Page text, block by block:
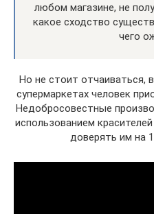
любом магазине, не
какое сходство
чего
Но не стоит отчаиваться,
супермаркетах человек
Недобросовестные
использованием
доверять им на